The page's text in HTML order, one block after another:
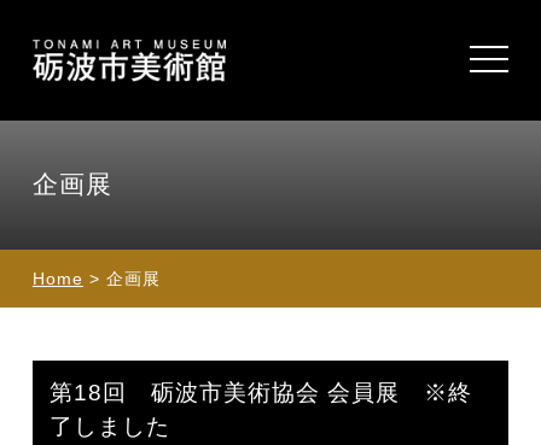
toggle
企画展
Home > 企画展
第18回 砺波市美術協会 会員展 ※終
了しました